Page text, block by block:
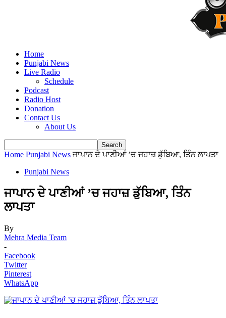
Home
Punjabi News
Live Radio
Schedule
Podcast
Radio Host
Donation
Contact Us
About Us
Home Punjabi News ਜਾਪਾਨ ਦੇ ਪਾਣੀਆਂ ’ਚ ਜਹਾਜ਼ ਡੁੱਬਿਆ, ਤਿੰਨ ਲਾਪਤਾ
Punjabi News
ਜਾਪਾਨ ਦੇ ਪਾਣੀਆਂ ’ਚ ਜਹਾਜ਼ ਡੁੱਬਿਆ, ਤਿੰਨ
ਲਾਪਤਾ
By
Mehra Media Team
-
Facebook
Twitter
Pinterest
WhatsApp